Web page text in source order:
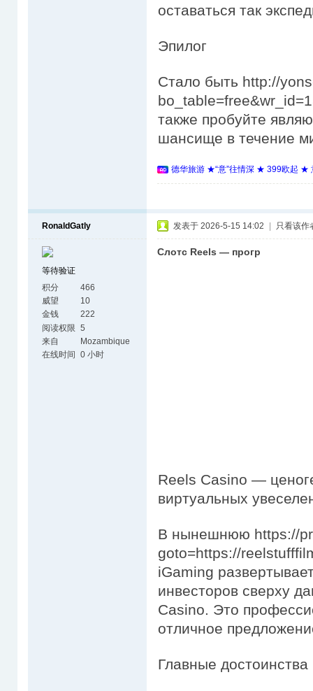
оставаться так
Эпилог
Стало быть http://
также пробуйте
шансище в течение
德华旅游 ★“意”往情深 ★ 399欧起 ★
RonaldGatly
等待验证
积分
466
威望
10
金钱
222
阅读权限 5
来自
Mozambique
在线时间
0 小时
发表于 2026-5-15 14:02 只看该作
Слотс Reels — прогр
Reels Casino —
виртуальных
В нынешнюю https://
goto=https://
iGaming
инвесторов сверху
Casino. Это
отличное
Главные достоинства